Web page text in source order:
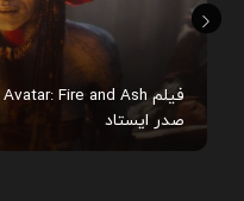
صدر ایستاد